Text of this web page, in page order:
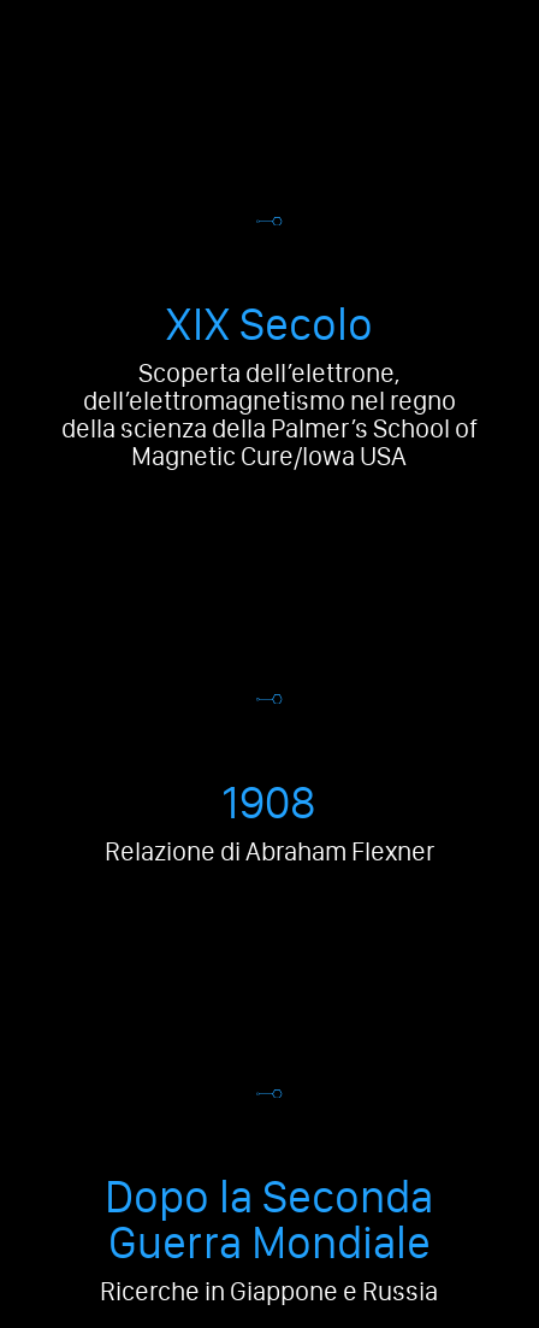
XIX Secolo
Scoperta dell’elettrone,
dell’elettromagnetismo nel regno
della scienza della Palmer’s School of
Magnetic Cure/Iowa USA
1908
Relazione di Abraham Flexner
Dopo la Seconda
Guerra Mondiale
Ricerche in Giappone e Russia